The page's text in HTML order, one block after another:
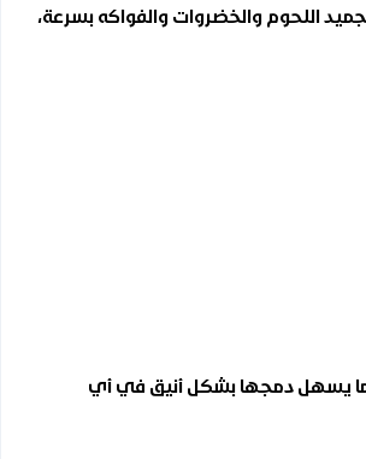
اللحوم والخضروات والفواكه بسرعة،
مما يسهل دمجها بشكل أنيق في أي